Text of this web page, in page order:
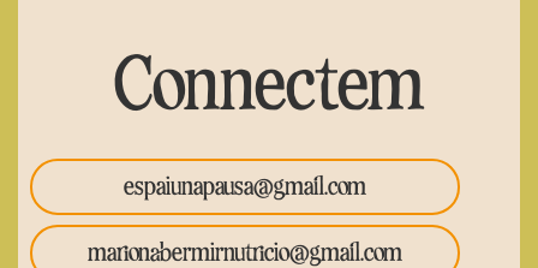
Connectem
espaiunapausa@gmail.com
marionabermirnutricio@gmail.com